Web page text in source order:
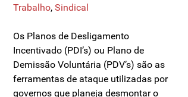
Trabalho, Sindical
Os Planos de Desligamento
Incentivado (PDI’s) ou Plano de
Demissão Voluntária (PDV’s) são as
ferramentas de ataque utilizadas por
governos que planeja desmontar o